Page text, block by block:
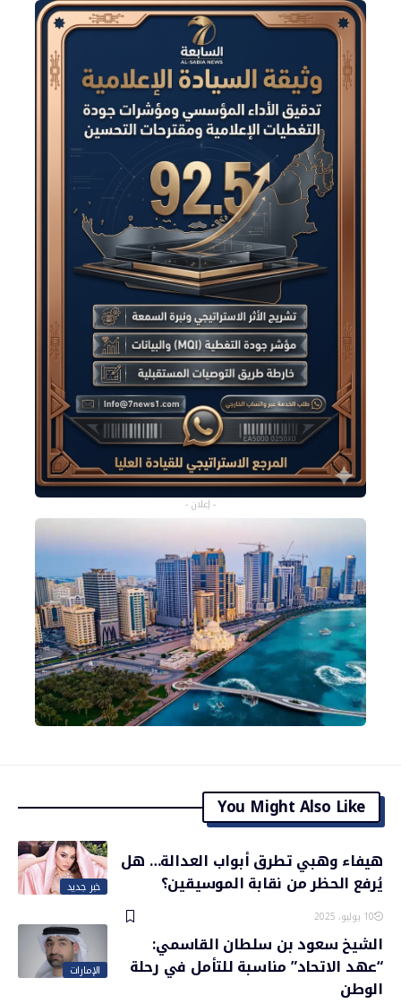
- إعلان -
You Might Also Like
خبر جديد
هيفاء وهبي تطرق أبواب العدالة… هل
يُرفع الحظر من نقابة الموسيقين؟
10 يوليو، 2025
الإمارات
الشيخ سعود بن سلطان القاسمي:
“عهد الاتحاد” مناسبة للتأمل في رحلة
الوطن